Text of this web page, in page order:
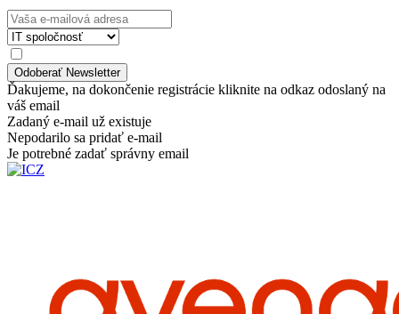
Ďakujeme, na dokončenie registrácie kliknite na odkaz odoslaný na
váš email
Zadaný e-mail už existuje
Nepodarilo sa pridať e-mail
Je potrebné zadať správny email